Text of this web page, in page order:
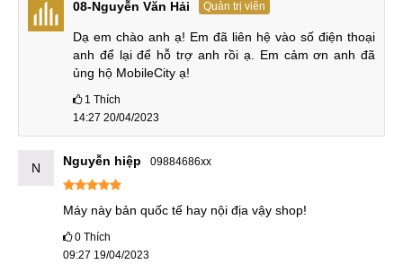
Màn hình
Màn hình của thiết bị có kích thước 6,8 inch cho không gian
trải nghiệm lớn thoải mái và rất thoáng mắt bởi đây là màn
hình không có khiếm khuyết. Tấm nền AMOLED 1 tỷ màu,
1080 x 2400 pixel khiến mật đọ điểm ảnh chỉ đạt được
387ppi khá thấp. Tuy nhiên, thực tế sử dụng hình ảnh tái tạo
bởi màn hình của Red Magic 7 Pro bản Transformers cũng
rất tốt, sắc nét, màu sác tươi tắn.
08-Nguyễn Văn Hải Quản trị viên
Dạ em chào anh ạ! Em đã liên hệ vào số điện thoại
anh để lại để hỗ trợ anh rồi ạ. Em cảm ơn anh đã
ủng hộ MobileCity ạ!
1 Thích
14:27 20/04/2023
N Nguyễn hiệp 09884686xx
Máy này bản quốc tế hay nội địa vậy shop!
0 Thích
09:27 19/04/2023